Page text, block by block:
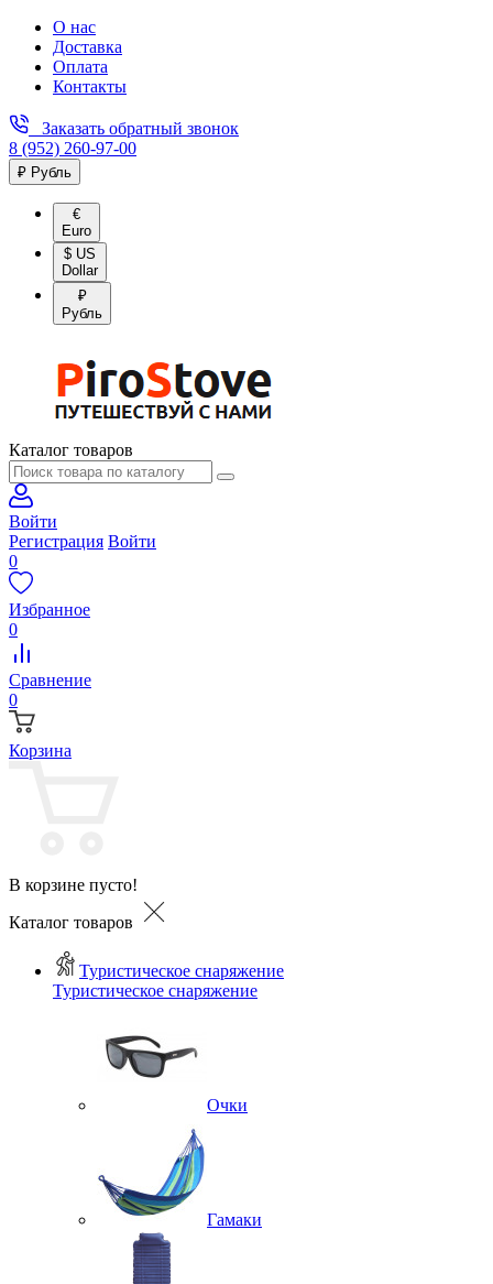
О нас
Доставка
Оплата
Контакты
Заказать обратный звонок
8 (952) 260-97-00
₽ Рубль
€
Euro
$ US
Dollar
₽
Рубль
Каталог товаров
Войти
Регистрация Войти
0
Избранное
0
Сравнение
0
Корзина
В корзине пусто!
Каталог товаров
Туристическое снаряжение
Туристическое снаряжение
Очки
Гамаки